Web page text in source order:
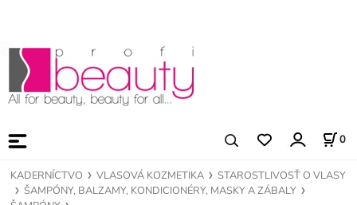
0
KADERNÍCTVO VLASOVÁ KOZMETIKA
STAROSTLIVOSŤ O VLASY
ŠAMPÓNY, BALZAMY, KONDICIONÉRY, MASKY A ZÁBALY